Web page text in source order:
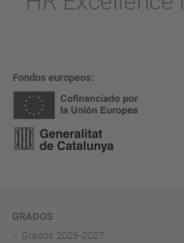
Fondos europeos
Navegación
GRADOS
Grados 2026-2027